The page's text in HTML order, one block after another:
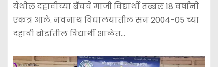
येथील दहावीच्या बॅचचे माजी विद्यार्थी तब्बल 18 वर्षांनी
एकत्र आले. नवनाथ विद्यालयातील सन 2004-05 च्या
दहावी बोर्डातील विद्यार्थी शाळेत…